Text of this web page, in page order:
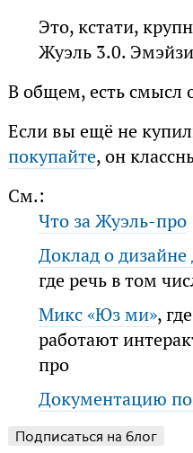
Это, кстати,
Жуэль 3.0.
В общем, есть смысл
Если вы ещё не
покупайте, он
См.:
Что за Жуэль-про
Доклад о
где речь в том
Микс «Юз ми»,
работают
про
Документацию
Подписаться на блог